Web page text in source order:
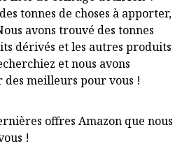
tonnes de choses à apporter,
avons trouvé des tonnes
dérivés et les autres produits
et nous avons
meilleurs pour vous !
offres Amazon que nous
!